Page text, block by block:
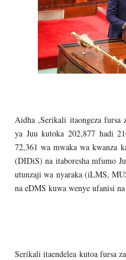
Aidha ,Serikali itaongeza
ya Juu kutoka 202,877 hadi
72,361 wa mwaka wa kwanza
(DIDiS) na itaboresha mfumo
utunzaji wa nyaraka (iLMS,
na eDMS kuwa wenye ufanisi
Serikali itaendelea kutoa fursa